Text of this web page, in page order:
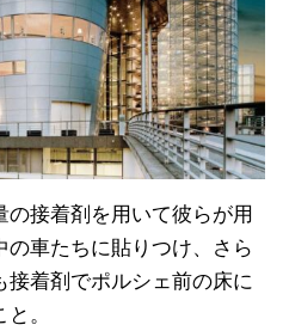
接着剤を用いて彼らが用
車たちに貼りつけ、さら
接着剤でポルシェ前の床に
。